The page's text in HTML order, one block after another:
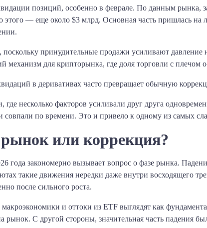
позиций, особенно в феврале. По данным рынка,
этого — еще около $3 млрд. Основная часть пришлась на
принудительные продажи усиливают
механизм для крипторынка, где доля торговли с плечом
в деривативах часто превращает обычную
где несколько факторов усиливали друг друга
по времени. Это и привело к одному из самых
или коррекция?
года закономерно вызывает вопрос о фазе рынка.
такие движения нередки даже внутри восходящего
после сильного роста.
и оттоки из ETF выглядят как
рынок. С другой стороны, значительная часть падения